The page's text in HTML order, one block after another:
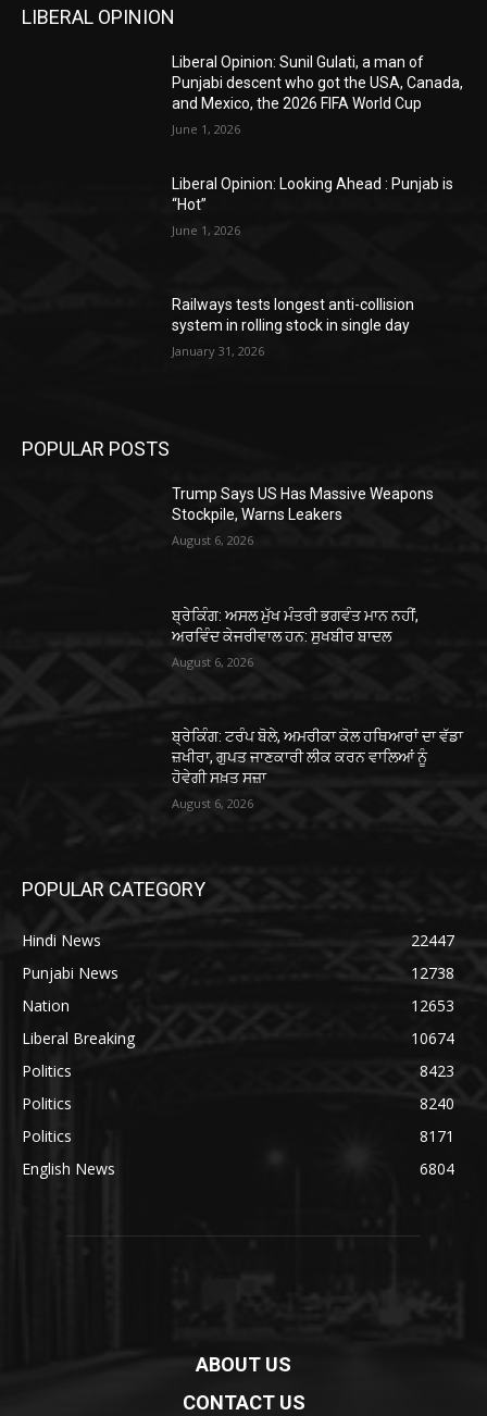
LIBERAL OPINION
Liberal Opinion: Sunil Gulati, a man of
Punjabi descent who got the USA, Canada,
and Mexico, the 2026 FIFA World Cup
June 1, 2026
Liberal Opinion: Looking Ahead : Punjab is
“Hot”
June 1, 2026
Railways tests longest anti-collision
system in rolling stock in single day
January 31, 2026
POPULAR POSTS
Trump Says US Has Massive Weapons
Stockpile, Warns Leakers
August 6, 2026
ਬ੍ਰੇਕਿੰਗ: ਅਸਲ ਮੁੱਖ ਮੰਤਰੀ ਭਗਵੰਤ ਮਾਨ ਨਹੀਂ,
ਅਰਵਿੰਦ ਕੇਜਰੀਵਾਲ ਹਨ: ਸੁਖਬੀਰ ਬਾਦਲ
August 6, 2026
ਬ੍ਰੇਕਿੰਗ: ਟਰੰਪ ਬੋਲੇ, ਅਮਰੀਕਾ ਕੋਲ ਹਥਿਆਰਾਂ ਦਾ ਵੱਡਾ
ਜ਼ਖੀਰਾ, ਗੁਪਤ ਜਾਣਕਾਰੀ ਲੀਕ ਕਰਨ ਵਾਲਿਆਂ ਨੂੰ
ਹੋਵੇਗੀ ਸਖ਼ਤ ਸਜ਼ਾ
August 6, 2026
POPULAR CATEGORY
Hindi News
22447
Punjabi News
12738
Nation
12653
Liberal Breaking
10674
Politics
8423
Politics
8240
Politics
8171
English News
6804
ABOUT US
CONTACT US